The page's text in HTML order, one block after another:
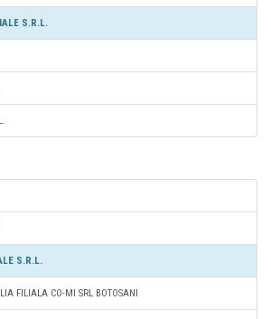
S.R.L.
S.R.L.
FILIALA CO-MI SRL BOTOSANI